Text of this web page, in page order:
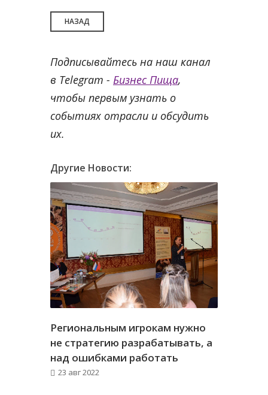
НАЗАД
Подписывайтесь на наш канал
в Telegram - Бизнес Пища,
чтобы первым узнать о
событиях отрасли и обсудить
их.
Другие Новости:
Региональным игрокам нужно
не стратегию разрабатывать, а
над ошибками работать
23 авг 2022